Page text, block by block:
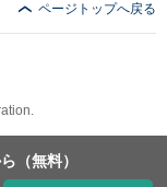
（無料）
ページトップへ戻る